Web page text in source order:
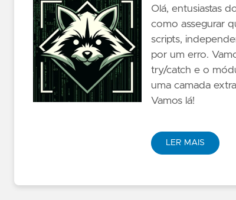
Olá, entusiastas
como assegurar
scripts,
por um erro.
try/catch e o
uma camada
Vamos lá!
LER MAIS